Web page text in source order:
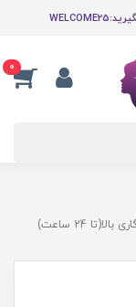
0
کرم پودر آن لیمیتد کیکو میلانو دارای SPF15 و ماندگاری بالا(تا 24 ساعت)